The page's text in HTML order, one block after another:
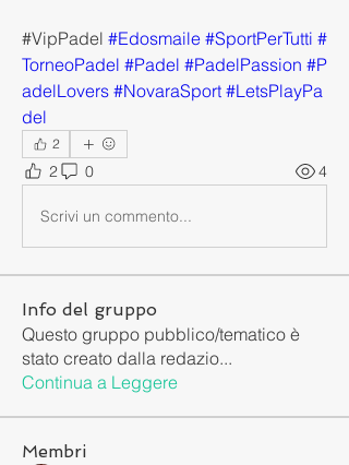
#VipPadel #Edosmaile #SportPerTutti #
TorneoPadel #Padel #PadelPassion #P
adelLovers #NovaraSport #LetsPlayPa
del
2
2 0 4
Scrivi un commento...
Info del gruppo
Questo gruppo pubblico/tematico è
stato creato dalla redazio...
Continua a Leggere
Membri